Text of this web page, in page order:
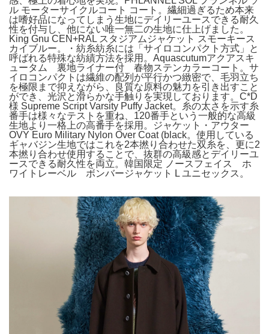
ル モーターサイクルコート コート。繊細過ぎるため本来
は嗜好品になってしまう生地にデイリーユースできる耐久
性を付与し、他にない唯一無二の生地に仕上げました。
King Gnu CEN+RAL スタジアムジャケット スモーキース
カイブルー。・紡糸紡糸には「サイロコンパクト方式」と
呼ばれる特殊な紡績方法を採用。Aquascutumアクアスキ
ュータム 裏地ライナー付 春物ステンカラーコート。サ
イロコンパクトは繊維の配列が平行かつ緻密で、毛羽立ち
を極限まで抑えながら、良質な原料の魅力を引き出すこと
ができ、光沢と滑らかな手触りを実現しております。C*D
様 Supreme Script Varsity Puffy Jacket。糸の太さを示す糸
番手は様々なテストを重ね、120番手という一般的な高級
生地より一格上の高番手を採用。ジャケット・アウター
OVY Euro Military Nylon Over Coat (black。使用している
ギャバジン生地ではこれを2本撚り合わせた双糸を、更に2
本撚り合わせ使用することで、抜群の高級感とデイリーユ
ースできる耐久性を両立。韓国限定 ノースフェイス ホ
ワイトレーベル ボンバージャケット L ユニセックス。